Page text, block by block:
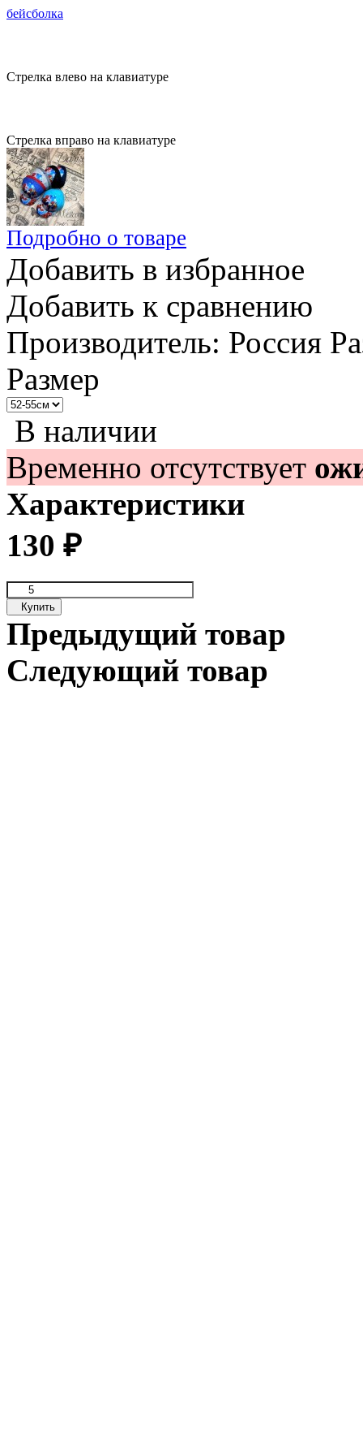
бейсболка
Стрелка влево на клавиатуре
Стрелка вправо на клавиатуре
Подробно о товаре
Добавить в избранное
Добавить к сравнению
Производитель: Россия
Размер
В наличии
Временно отсутствует
Характеристики
130 ₽
Купить
Предыдущий товар
Следующий товар